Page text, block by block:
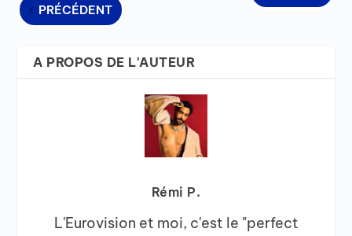
PRÉCÉDENT
A PROPOS DE L'AUTEUR
Rémi P.
L'Eurovision et moi, c'est le "perfect